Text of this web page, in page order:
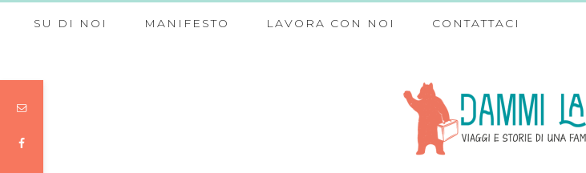
SU DI NOI MANIFESTO LAVORA CON NOI CONTATTACI